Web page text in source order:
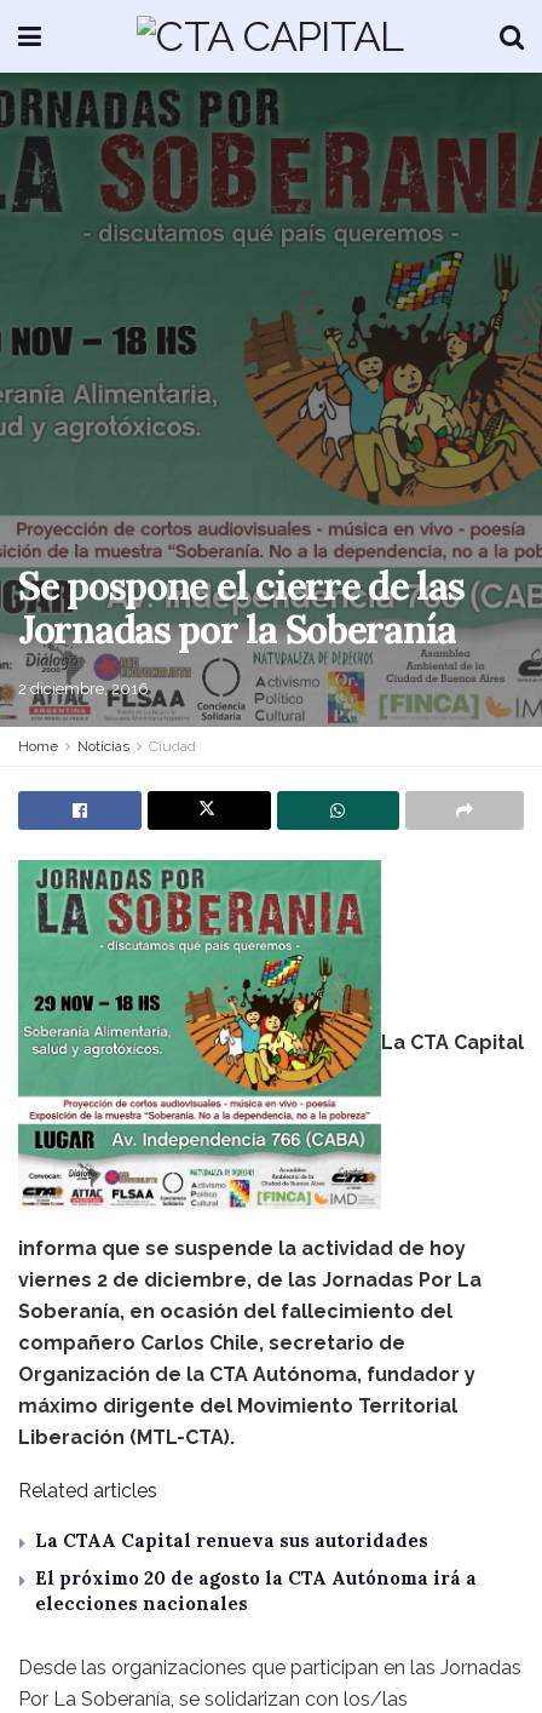
Se pospone el cierre de las
Jornadas por la Soberanía
2 diciembre, 2016
Home Noticias Ciudad
La CTA Capital
informa que se suspende la actividad de hoy
viernes 2 de diciembre, de las Jornadas Por La
Soberanía, en ocasión del fallecimiento del
compañero Carlos Chile, secretario de
Organización de la CTA Autónoma, fundador y
máximo dirigente del Movimiento Territorial
Liberación (MTL-CTA).
Related articles
La CTAA Capital renueva sus autoridades
El próximo 20 de agosto la CTA Autónoma irá a
elecciones nacionales
Desde las organizaciones que participan en las Jornadas
Por La Soberanía, se solidarizan con los/las